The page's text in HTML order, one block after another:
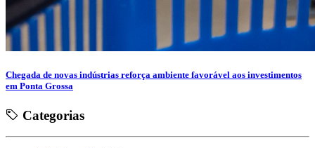
Chegada de novas indústrias reforça ambiente favorável aos investimentos
em Ponta Grossa
Categorias